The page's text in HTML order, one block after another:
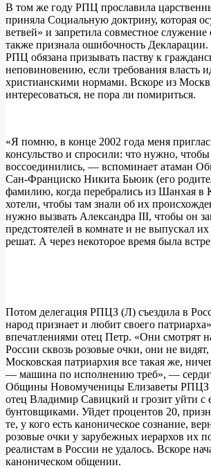
В том же году РПЦ прославила
приняла Социальную доктрину, которая
ветвей» и запретила совместное
также признала ошибочность
РПЦ обязана призывать паству к
неповиновению, если требования власть
христианскими нормами. Вскоре из
интересоваться, не пора ли помириться.
«Я помню, в конце 2002 года меня
консульство и спросили: что нужно,
воссоединились, — вспоминает атаман
Сан-Франциско Никита Бьюик (его
фамилию, когда перебрались из Шанхая
хотели, чтобы там знали об их
нужно вызвать Александра III, чтобы он
предстоятелей в комнате и не выпускал их
решат. А через некоторое время была
Потом делегация РПЦЗ (Л) съездила в
народ признает и любит своего
впечатлениями отец Петр. «Они смотрят
России сквозь розовые очки, они не
Московская патриархия все такая же,
— машина по исполнению треб», —
Общины Новомученицы Елизаветы РПЦЗ
отец Владимир Савицкий и грозит уйти с
бунтовщиками. Уйдет процентов 20,
те, у кого есть каноническое сознание,
розовые очки у зарубежных иерархов их
реалистам в России не удалось. Вскоре
каноническом общении.